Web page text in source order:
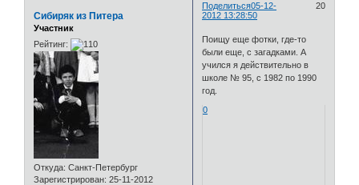
Поделиться 20
05-12-
2012 13:28:50
Сибиряк из Питера
Участник
Рейтинг:
Откуда: Санкт-Петербург
Зарегистрирован: 25-11-2012
Поищу еще фотки, где-то
были еще, с загадками. А
учился я действительно в
школе № 95, с 1982 по 1990
год.
0